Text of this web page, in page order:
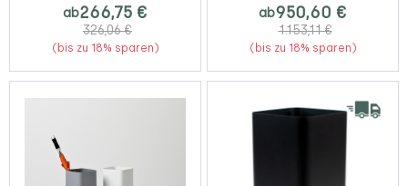
ab266,75 €
326,06 €
(bis zu 18% sparen)
ab950,60 €
1.153,11 €
(bis zu 18% sparen)